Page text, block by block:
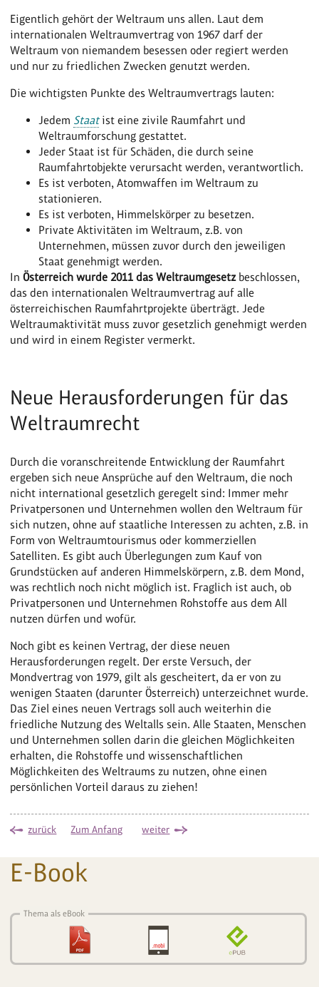
Eigentlich gehört der Weltraum uns allen. Laut dem
internationalen Weltraumvertrag von 1967 darf der
Weltraum von niemandem besessen oder regiert werden
und nur zu friedlichen Zwecken genutzt werden.
Die wichtigsten Punkte des Weltraumvertrags lauten:
Jedem Staatist eine zivile Raumfahrt und
Weltraumforschung gestattet.
Jeder Staat ist für Schäden, die durch seine
Raumfahrtobjekte verursacht werden, verantwortlich.
Es ist verboten, Atomwaffen im Weltraum zu
stationieren.
Es ist verboten, Himmelskörper zu besetzen.
Private Aktivitäten im Weltraum, z.B. von
Unternehmen, müssen zuvor durch den jeweiligen
Staat genehmigt werden.
InÖsterreich wurde 2011 das Weltraumgesetzbeschlossen,
das den internationalen Weltraumvertrag auf alle
österreichischen Raumfahrtprojekte überträgt. Jede
Weltraumaktivität muss zuvor gesetzlich genehmigt werden
und wird in einem Register vermerkt.
Neue Herausforderungen für das
Weltraumrecht
Durch die voranschreitende Entwicklung der Raumfahrt
ergeben sich neue Ansprüche auf den Weltraum, die noch
nicht international gesetzlich geregelt sind: Immer mehr
Privatpersonen und Unternehmen wollen den Weltraum für
sich nutzen, ohne auf staatliche Interessen zu achten, z.B. in
Form von Weltraumtourismus oder kommerziellen
Satelliten. Es gibt auch Überlegungen zum Kauf von
Grundstücken auf anderen Himmelskörpern, z.B. dem Mond,
was rechtlich noch nicht möglich ist. Fraglich ist auch, ob
Privatpersonen und Unternehmen Rohstoffe aus dem All
nutzen dürfen und wofür.
Noch gibt es keinen Vertrag, der diese neuen
Herausforderungen regelt. Der erste Versuch, der
Mondvertrag von 1979, gilt als gescheitert, da er von zu
wenigen Staaten (darunter Österreich) unterzeichnet wurde.
Das Ziel eines neuen Vertrags soll auch weiterhin die
friedliche Nutzung des Weltalls sein. Alle Staaten, Menschen
und Unternehmen sollen darin die gleichen Möglichkeiten
erhalten, die Rohstoffe und wissenschaftlichen
Möglichkeiten des Weltraums zu nutzen, ohne einen
persönlichen Vorteil daraus zu ziehen!
zurück Zum Anfang weiter
E-Book
Thema als eBook